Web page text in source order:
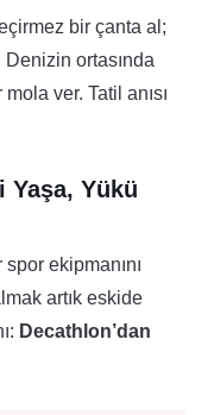
bir çanta al;
Denizin ortasında
ver. Tatil anısı
Yaşa, Yükü
ekipmanını
artık eskide
Decathlon’dan